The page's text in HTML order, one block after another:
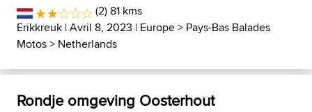
(2) 81 kms
Erikkreuk | Avril 8, 2023 | Europe> Pays-Bas Balades
Motos> Netherlands
Rondje omgeving Oosterhout